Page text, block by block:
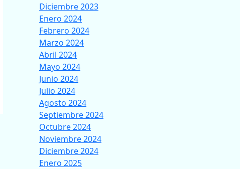
Diciembre 2023
Enero 2024
Febrero 2024
Marzo 2024
Abril 2024
Mayo 2024
Junio 2024
Julio 2024
Agosto 2024
Septiembre 2024
Octubre 2024
Noviembre 2024
Diciembre 2024
Enero 2025